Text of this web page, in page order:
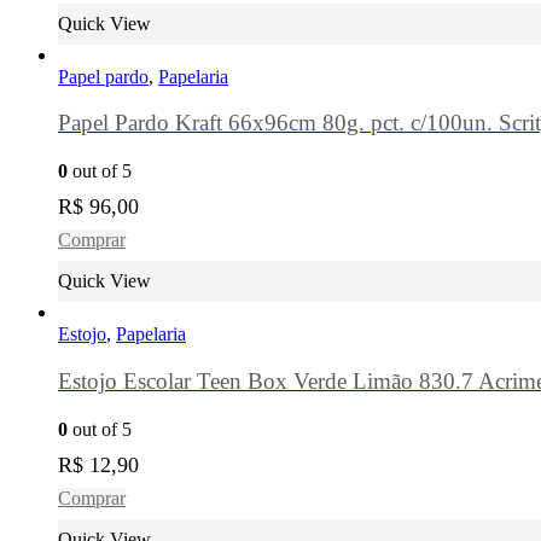
Quick View
Papel pardo, Papelaria
Papel Pardo Kraft 66x96cm 80g. pct. c/100un.
0 out of 5
R$ 96,00
Comprar
Quick View
Estojo, Papelaria
Estojo Escolar Teen Box Verde Limão 830.7
0 out of 5
R$ 12,90
Comprar